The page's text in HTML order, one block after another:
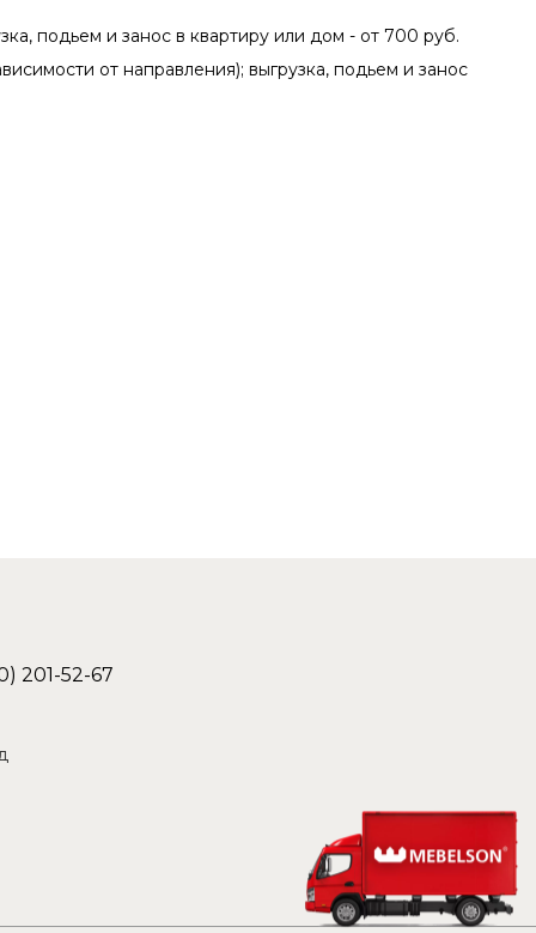
подьем и занос в квартиру или дом - от 700 руб.
от направления); выгрузка, подьем и занос
201-52-67